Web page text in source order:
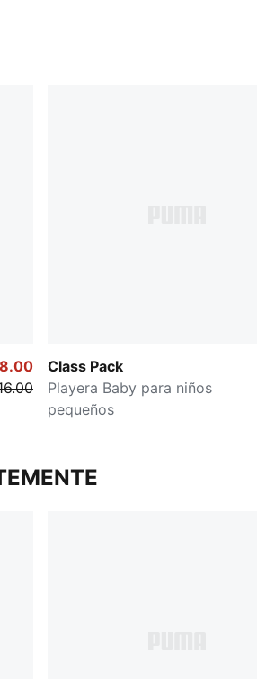
Class Pack
Playera Baby para niños
pequeños